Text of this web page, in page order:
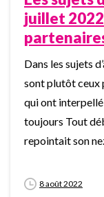
juillet
Dans les sujets
sont plutôt ceux
qui ont
toujours Tout
repointait son
8 août 2022